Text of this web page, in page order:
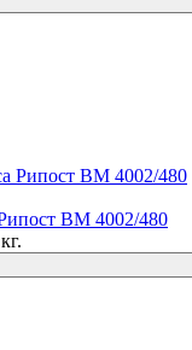
ВМ 4002/480